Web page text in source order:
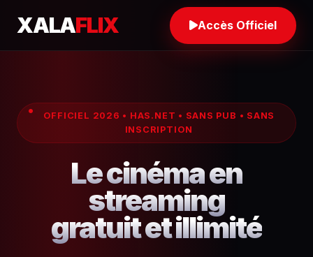
XALAFLIX Accès Officiel
OFFICIEL 2026 • HAS.NET • SANS PUB • SANS
INSCRIPTION
Le cinéma en
streaming
gratuit et illimité